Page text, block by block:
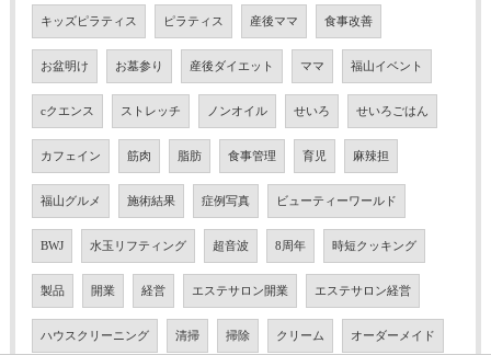
キッズピラティス ピラティス 産後ママ 食事改善
お盆明け お墓参り 産後ダイエット ママ 福山イベント
cクエンス ストレッチ ノンオイル せいろ せいろごはん
カフェイン 筋肉 脂肪 食事管理 育児 麻辣担
福山グルメ 施術結果 症例写真 ビューティーワールド
BWJ 水玉リフティング 超音波 8周年 時短クッキング
製品 開業 経営 エステサロン開業 エステサロン経営
ハウスクリーニング 清掃 掃除 クリーム オーダーメイド